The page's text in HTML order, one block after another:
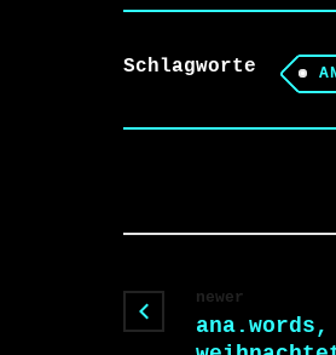
Schlagworte
newer
ana.words,